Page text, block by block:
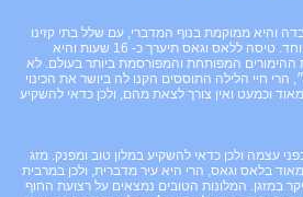
והיא ממוקמת בנוף המדברי, עם שלל בתי קזינו
נוצצים וסצנת חיי לילה תוססים במיוחד. טיסה ללאס וגאס תיערך כ- 16 שעות והיא
ההימורים המפותחת והמפורסמת ביותר בעולם. לא
חיי הלילה התוססים הקנו לה ביושר את הכינוי
וכמעט ואין צורך לצאת מהם, ולכן כדאי להשקיע
עצמה ולכן כדאי להשקיע במלון טוב ומפנק. מזג
בלאס וגאס, הרי היא עיר מדברית, ולכן במרבית
במזגן. המלונות הטובים נמצאים על רצועת החוף